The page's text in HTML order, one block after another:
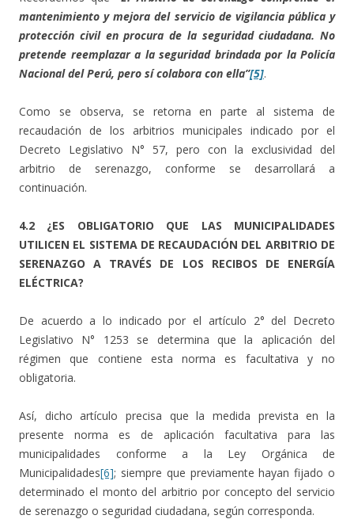
mantenimiento y mejora del servicio de vigilancia pública y
protección civil en procura de la seguridad ciudadana. No
pretende reemplazar a la seguridad brindada por la Policía
Nacional del Perú, pero sí colabora con ella”[5].
Como se observa, se retorna en parte al sistema de
recaudación de los arbitrios municipales indicado por el
Decreto Legislativo N° 57, pero con la exclusividad del
arbitrio de serenazgo, conforme se desarrollará a
continuación.
4.2 ¿ES OBLIGATORIO QUE LAS MUNICIPALIDADES
UTILICEN EL SISTEMA DE RECAUDACIÓN DEL ARBITRIO DE
SERENAZGO A TRAVÉS DE LOS RECIBOS DE ENERGÍA
ELÉCTRICA?
De acuerdo a lo indicado por el artículo 2° del Decreto
Legislativo N° 1253 se determina que la aplicación del
régimen que contiene esta norma es facultativa y no
obligatoria.
Así, dicho artículo precisa que la medida prevista en la
presente norma es de aplicación facultativa para las
municipalidades conforme a la Ley Orgánica de
Municipalidades[6]; siempre que previamente hayan fijado o
determinado el monto del arbitrio por concepto del servicio
de serenazgo o seguridad ciudadana, según corresponda.